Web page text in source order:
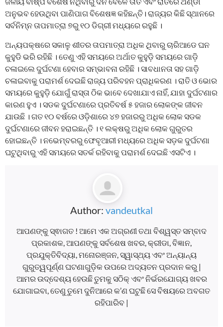
ଅନୁଭବ ହେଉଥିବା ପାଣିପାଗ ବିଶେଷଜ୍ଞ କହିଛନ୍ତି। ରାଜ୍ୟର କିଛି ସ୍ଥାନରେ
ସର୍ବନିମ୍ନ ତାପମାତ୍ରା ୭ରୁ ୧୦ ଡିଗ୍ରୀ ମଧ୍ୟରେ ରହୁଛି ।
ଅନ୍ୟପକ୍ଷରେ ସକାଳୁ ଶୀତର ତାପମାତ୍ରା ଅଧିକ ଥିବାରୁ ଚାରିଆଡେ ଘନ
କୁହୁଡି ଭରି ରହିଛି । ତେଣୁ ଏହି ସମୟରେ ଅର୍ଥାତ କୁହୁଡ଼ି ସମୟରେ ଗାଡ଼ି
ଚଳାଇଲେ ଦୁର୍ଘଟଣା ହେବାର ସମ୍ଭାବନା ରହିଛି । ସାବଧାନତା ସହ ଗାଡ଼ି
ଚଳାଇବାକୁ ପରାମର୍ଶ ଦେଇଛି ରାଜ୍ୟ ପରିବହନ ପ୍ରାଧିକରଣ । ରାତି ଓ ଭୋର
ସମୟରେ କୁହୁଡ଼ି ଯୋଗୁଁ ରାସ୍ତା ଠିକ ଭାବେ ଦେଖାଯାଏ ନାହିଁ, ଯାହା ଦୁର୍ଘଟଣାର
କାରଣ ହୁଏ । ସଡକ ଦୁର୍ଘଟଣାରେ ପ୍ରତିବର୍ଷ ୫ ହଜାର ଲୋକଙ୍କ ଜୀବନ
ଯାଉଛି । ଗତ ୧୦ ବର୍ଷରେ ଓଡ଼ିଶାରେ ୪୭ ହଜାରରୁ ଅଧିକ ଲୋକ ସଡକ
ଦୁର୍ଘଟଣାରେ ଜୀବନ ହରାଇଛନ୍ତି । ୧ ଲକ୍ଷରୁ ଅଧିକ ଲୋକ ଗୁରୁତର
ହୋଇଛନ୍ତି । ନଭେମ୍ବରରୁ ଫେବୃଆରୀ ମଧ୍ୟରେ ଅଧିକ ସଡ଼କ ଦୁର୍ଘଟଣା
ଘଟୁଥିବାରୁ ଏହି ସମୟରେ ସତର୍କ ରହିବାକୁ ପରାମର୍ଶ ଦେଇଛି ଏସଟିଏ ।
Author: vandeutkal
ଆପଣଙ୍କୁ ସ୍ଵାଗତ ! ଆମେ ଏକ ଅଗ୍ରଣୀ ତଥା ବିଶ୍ୱସ୍ତ ସମ୍ବାଦ
ପ୍ରକାଶକ, ଆପଣଙ୍କୁ ସର୍ବଶେଷ ଖବର, କ୍ରୀଡା, ବିଜ୍ଞାନ,
ପ୍ରଯୁକ୍ତିବିଦ୍ୟା, ମନୋରଞ୍ଜନ, ସ୍ୱାସ୍ଥ୍ୟ ଏବଂ ଅନ୍ୟାନ୍ୟ
ଗୁରୁତ୍ୱପୂର୍ଣ୍ଣ ଘଟଣାଗୁଡ଼ିକ ଉପରେ ଅଦ୍ୟତନ ପ୍ରଦାନ କରୁ |
ଆମର ଉଦ୍ଦେଶ୍ୟ ହେଉଛି ତୁମକୁ ସଠିକ୍ ଏବଂ ନିର୍ଭରଯୋଗ୍ୟ ଖବର
ଯୋଗାଇବା, ତେଣୁ ତୁମେ ଦୁନିଆରେ କ’ଣ ଘଟୁଛି ସେ ବିଷୟରେ ଅବଗତ
ରହିପାରିବ |